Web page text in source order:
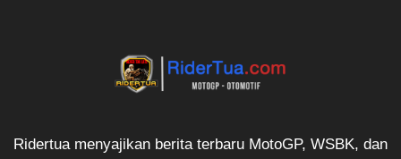
Ridertua menyajikan berita terbaru MotoGP, WSBK, dan